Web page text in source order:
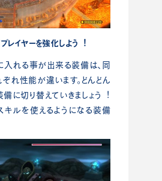
イヤーを強化しよう︕
⼊れる事が出来る装備は、同
れ性能が違います。どんどん
に切り替えていきましょう︕
キルを使えるようになる装備